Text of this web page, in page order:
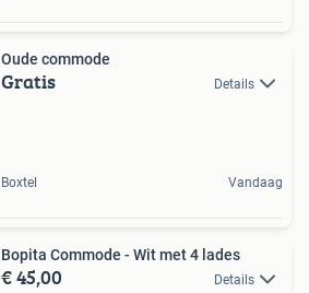
Oude commode
Gratis Details
Boxtel Vandaag
Bopita Commode - Wit met 4 lades
€ 45,00 Details